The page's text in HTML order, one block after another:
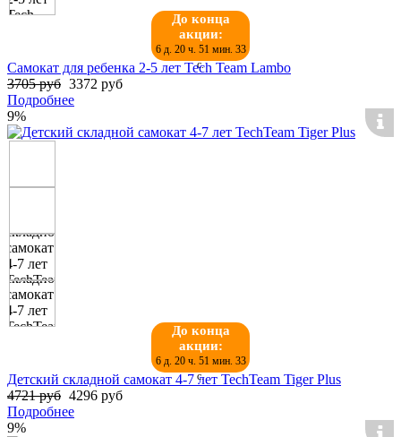
До конца
акции:
6 д. 20 ч. 51 мин. 32
с.
Самокат для ребенка 2-5 лет Tech Team Lambo
3705 руб 3372 руб
Подробнее
9%
До конца
акции:
6 д. 20 ч. 51 мин. 32
с.
Детский складной самокат 4-7 лет TechTeam Tiger Plus
4721 руб 4296 руб
Подробнее
9%